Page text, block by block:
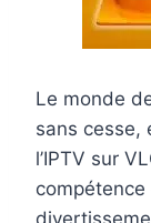
Le monde
sans cesse,
l’IPTV sur